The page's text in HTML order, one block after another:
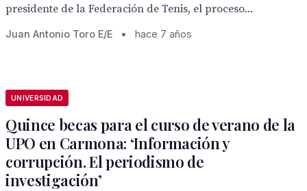
presidente de la Federación de Tenis, el proceso...
Juan Antonio Toro E/E • hace 7 años
UNIVERSIDAD
Quince becas para el curso de verano de la
UPO en Carmona: ‘Información y
corrupción. El periodismo de
investigación’